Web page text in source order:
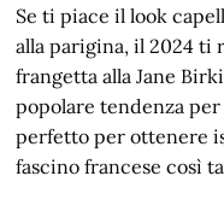
Se ti piace il look
alla parigina, il 2024 ti
frangetta alla Jane
popolare tendenza
perfetto per ottenere
fascino francese così